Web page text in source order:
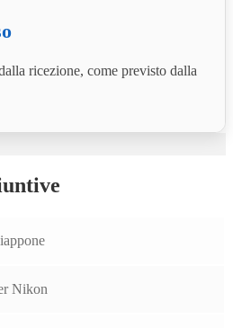
ricezione, come previsto dalla
Nikon